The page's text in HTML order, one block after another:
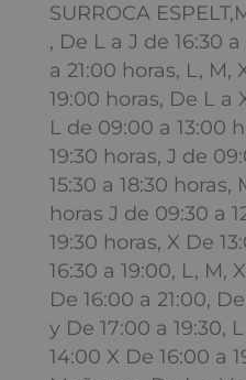
SURROCA
, De L a J de 16:30
a 21:00 horas, L, M,
19:00 horas, De L a
L de 09:00 a 13:00
19:30 horas, J de
15:30 a 18:30 horas,
horas J de 09:30 a
19:30 horas, X De
16:30 a 19:00, L, M,
De 16:00 a 21:00,
y De 17:00 a 19:30,
14:00 X De 16:00 a